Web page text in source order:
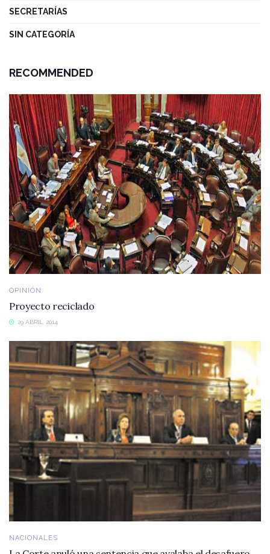
SECRETARÍAS
SIN CATEGORÍA
RECOMMENDED
OPINIÓN
Proyecto reciclado
29 ABRIL, 2014
NACIONALES